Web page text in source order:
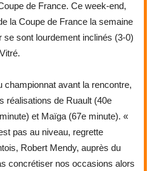
de France. Ce week-end,
la Coupe de France la semaine
se sont lourdement inclinés (3-0)
championnat avant la rencontre,
réalisations de Ruault (40e
et Maïga (67e minute). «
pas au niveau, regrette
Robert Mendy, auprès du
concrétiser nos occasions alors